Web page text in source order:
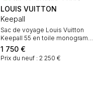
LOUIS VUITTON
Keepall
Sac de voyage Louis Vuitton
Keepall 55 en toile monogram
marron et cuir naturel
1 750 €
Prix du neuf : 2 250 €